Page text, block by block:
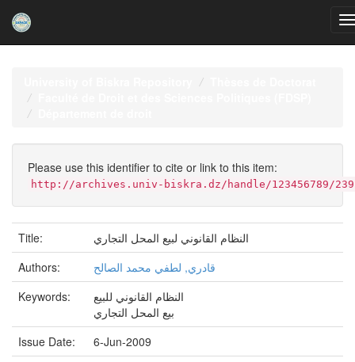
Please use this identifier to cite or link to this item:
http://archives.univ-biskra.dz/handle/123456789/
Title:
النظام القانوني لبيع المحل التجاري
Authors:
قادري, لطفي محمد الصالح
Keywords:
النظام القانوني للبيع
بيع المحل التجاري
Issue Date:
6-Jun-2009